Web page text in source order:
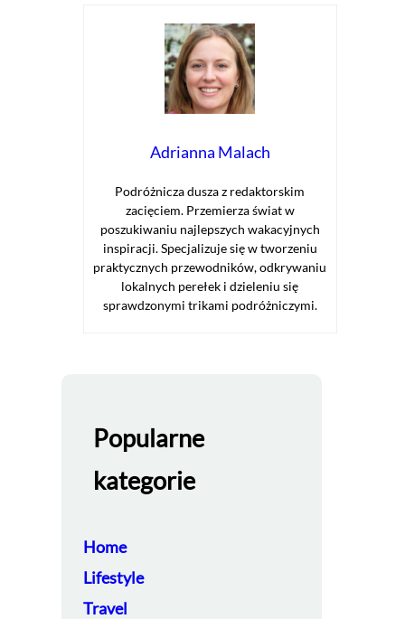
Adrianna Malach
Podróżnicza dusza z redaktorskim
zacięciem. Przemierza świat w
poszukiwaniu najlepszych wakacyjnych
inspiracji. Specjalizuje się w tworzeniu
praktycznych przewodników, odkrywaniu
lokalnych perełek i dzieleniu się
sprawdzonymi trikami podróżniczymi.
Popularne
kategorie
Home
Lifestyle
Travel